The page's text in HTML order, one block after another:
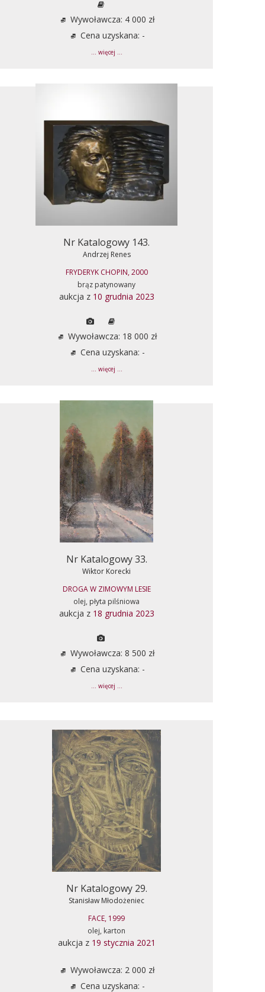
Wywoławcza: 4 000 zł
Cena uzyskana: -
... więcej ...
Nr Katalogowy 143.
Andrzej Renes
FRYDERYK CHOPIN, 2000
brąz patynowany
aukcja z 10 grudnia 2023
Wywoławcza: 18 000 zł
Cena uzyskana: -
... więcej ...
Nr Katalogowy 33.
Wiktor Korecki
DROGA W ZIMOWYM LESIE
olej, płyta pilśniowa
aukcja z 18 grudnia 2023
Wywoławcza: 8 500 zł
Cena uzyskana: -
... więcej ...
Nr Katalogowy 29.
Stanisław Młodożeniec
FACE, 1999
olej, karton
aukcja z 19 stycznia 2021
Wywoławcza: 2 000 zł
Cena uzyskana: -